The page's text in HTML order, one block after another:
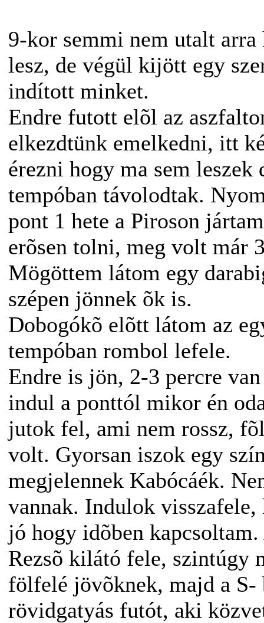
9-kor semmi nem utalt
lesz, de végül kijött egy
indított minket.
Endre futott elõl az
elkezdtünk emelkedni, itt
érezni hogy ma sem leszek
tempóban távolodtak.
pont 1 hete a Piroson
erõsen tolni, meg volt már
Mögöttem látom egy
szépen jönnek õk is.
Dobogókõ elõtt látom az
tempóban rombol lefele.
Endre is jön, 2-3 percre
indul a ponttól mikor én
jutok fel, ami nem rossz,
volt. Gyorsan iszok egy
megjelennek Kabócáék.
vannak. Indulok
jó hogy idõben
Rezsõ kilátó fele, szintúgy
fölfelé jövõknek, majd a
rövidgatyás futót, aki